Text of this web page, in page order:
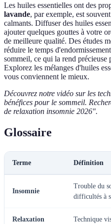
Les huiles essentielles ont des
lavande, par exemple, est
calmants. Diffuser des huiles
ajouter quelques gouttes à votre
de meilleure qualité. Des études
réduire le temps
sommeil, ce qui la rend
Explorez les mélanges d'huiles
vous conviennent le mieux.
Découvrez notre vidéo sur les
bénéfices pour le sommeil.
de relaxation insomnie 2026".
Glossaire
Terme Définition
Insomnie
Trouble du
difficultés à
Relaxation
Technique